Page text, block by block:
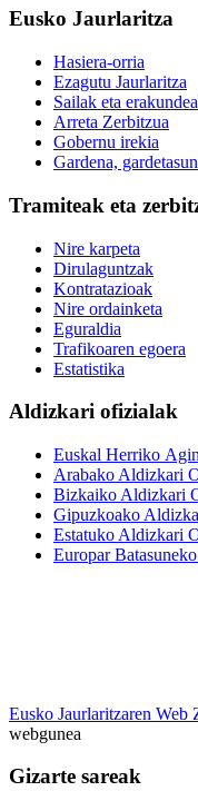
Eusko Jaurlaritza
Hasiera-orria
Ezagutu Jaurlaritza
Sailak eta
Arreta Zerbitzua
Gobernu irekia
Gardena,
Tramiteak eta
Nire karpeta
Dirulaguntzak
Kontratazioak
Nire ordainketa
Eguraldia
Trafikoaren egoera
Estatistika
Aldizkari ofizialak
Euskal Herriko
Arabako Aldizkari
Bizkaiko Aldizkari
Gipuzkoako
Estatuko Aldizkari
Europar
Eusko Jaurlaritzaren Web
webgunea
Gizarte sareak